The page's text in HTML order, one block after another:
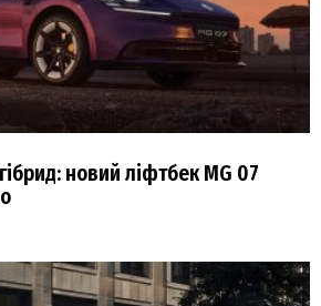
новий ліфтбек MG 07